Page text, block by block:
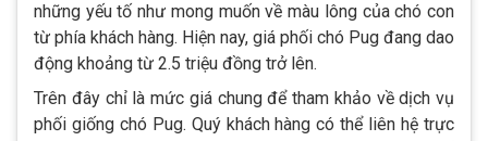
những yếu tố như mong muốn về màu lông của chó con
từ phía khách hàng. Hiện nay, giá phối chó Pug đang dao
động khoảng từ 2.5 triệu đồng trở lên.
Trên đây chỉ là mức giá chung để tham khảo về dịch vụ
phối giống chó Pug. Quý khách hàng có thể liên hệ trực